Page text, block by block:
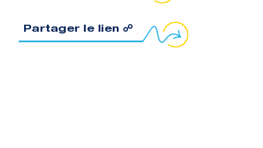
Partager le lien ☍
le lien dans le presse-papier